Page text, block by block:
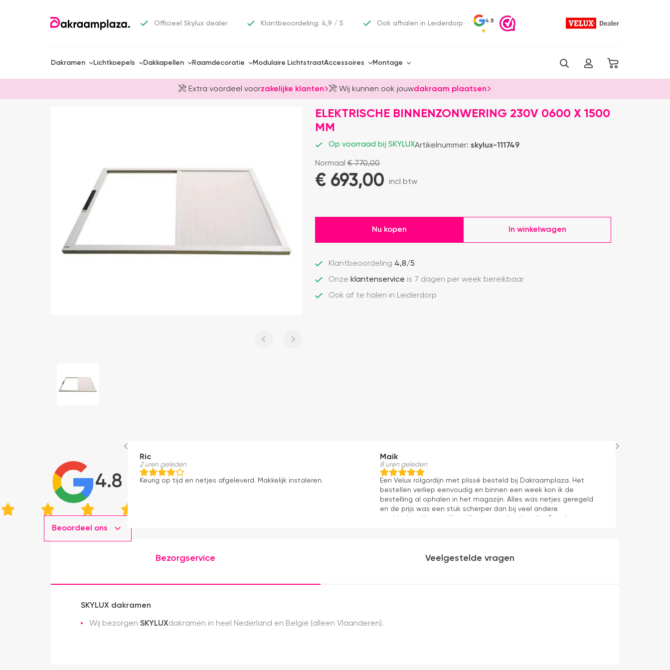
Officieel Skylux dealer Klantbeoordeling: 4,9 / 5 Ook afhalen in Leiderdorp 4.8
Dakramen Lichtkoepels Dakkapellen Raamdecoratie Modulaire LichtstraatAccessoires Montage
Extra voordeel voorzakelijke klanten Wij kunnen ook jouwdakraam plaatsen
ELEKTRISCHE BINNENZONWERING 230V 0600 X 1500
MM
Op voorraad bij SKYLUXArtikelnummer: skylux-111749
Normaal €770,00
€ 693,00 incl btw
Nu kopen In winkelwagen
Klantbeoordeling 4,8/5
Onze klantenservice is 7 dagen per week bereikbaar
Ook af te halen in Leiderdorp
4.8
Beoordeel ons
Ric
2 uren geleden
Keurig op tijd en netjes afgeleverd. Makkelijk instaleren.
Maik
8 uren geleden
Een Velux rolgordijn met plissé besteld bij Dakraamplaza. Het
bestellen verliep eenvoudig en binnen een week kon ik de
bestelling al ophalen in het magazijn. Alles was netjes geregeld
en de prijs was een stuk scherper dan bij veel andere
Bezorgservice Veelgestelde vragen
SKYLUX dakramen
Wij bezorgen SKYLUXdakramen in heel Nederland en België (alleen Vlaanderen).